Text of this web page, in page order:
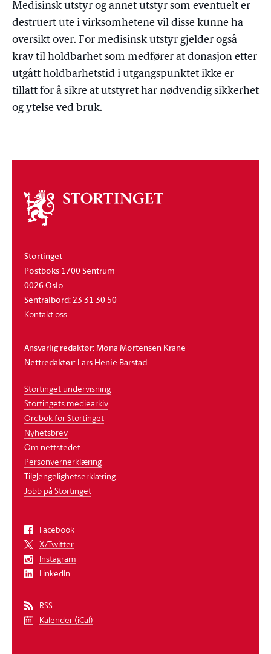
Medisinsk utstyr og annet utstyr som eventuelt er
destruert ute i virksomhetene vil disse kunne ha
oversikt over. For medisinsk utstyr gjelder også
krav til holdbarhet som medfører at donasjon etter
utgått holdbarhetstid i utgangspunktet ikke er
tillatt for å sikre at utstyret har nødvendig sikkerhet
og ytelse ved bruk.
Om
stortinget
Stortinget
Postboks 1700 Sentrum
0026 Oslo
Sentralbord: 23 31 30 50
Kontakt oss
Ansvarlig redaktør: Mona Mortensen Krane
Nettredaktør: Lars Henie Barstad
Stortinget undervisning
Stortingets mediearkiv
Ordbok for Stortinget
Nyhetsbrev
Om nettstedet
Personvernerklæring
Tilgjengelighetserklæring
Jobb på Stortinget
Facebook
X/Twitter
Instagram
LinkedIn
RSS
Kalender (iCal)